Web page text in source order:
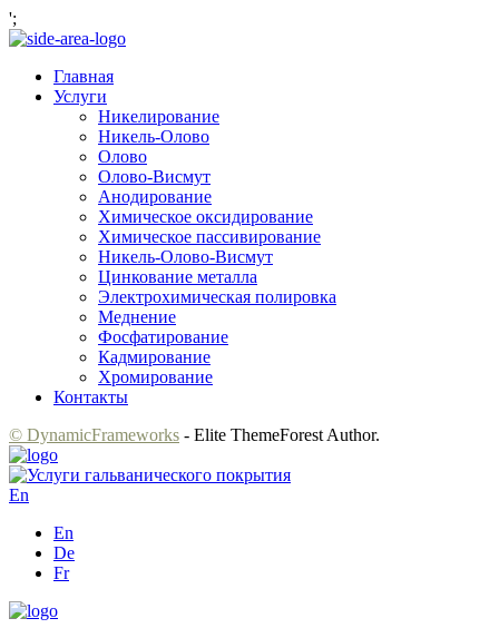
';
Главная
Услуги
Никелирование
Никель-Олово
Олово
Олово-Висмут
Анодирование
Химическое оксидирование
Химическое пассивирование
Никель-Олово-Висмут
Цинкование металла
Электрохимическая полировка
Меднение
Фосфатирование
Кадмирование
Хромирование
Контакты
© DynamicFrameworks - Elite ThemeForest Author.
En
En
De
Fr